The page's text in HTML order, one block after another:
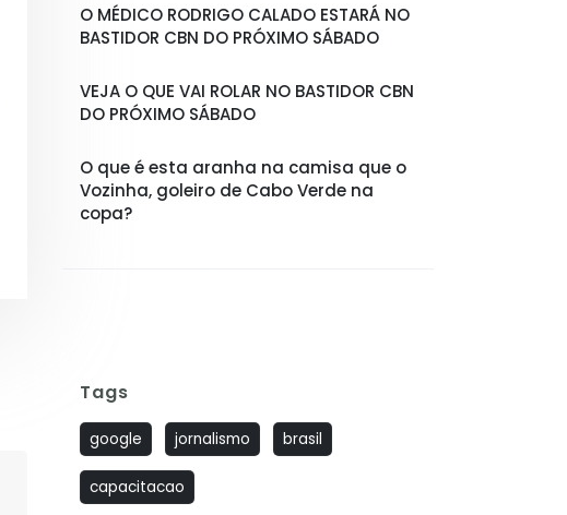
O MÉDICO RODRIGO CALADO ESTARÁ NO
BASTIDOR CBN DO PRÓXIMO SÁBADO
VEJA O QUE VAI ROLAR NO BASTIDOR CBN
DO PRÓXIMO SÁBADO
O que é esta aranha na camisa que o
Vozinha, goleiro de Cabo Verde na
copa?
Tags
google jornalismo brasil
capacitacao